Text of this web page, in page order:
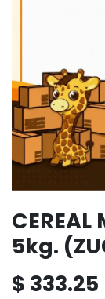
CEREAL
5kg.
$ 333.25